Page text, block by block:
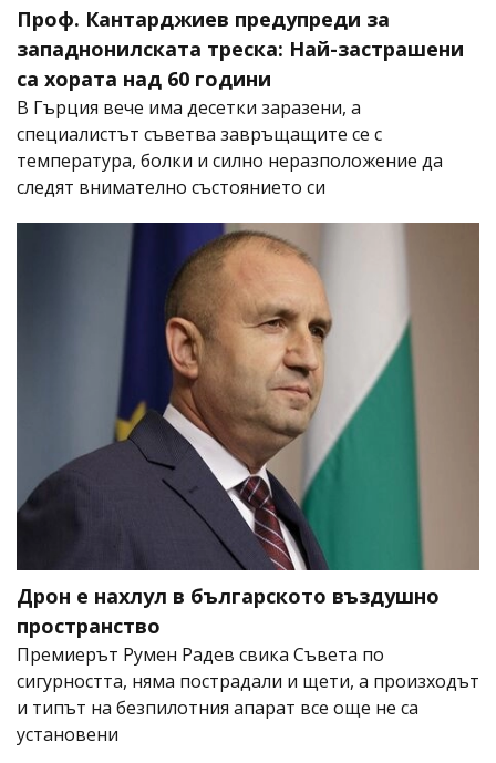
Проф. Кантарджиев предупреди за
западнонилската треска: Най-застрашени
са хората над 60 години
В Гърция вече има десетки заразени, а
специалистът съветва завръщащите се с
температура, болки и силно неразположение да
следят внимателно състоянието си
Дрон е нахлул в българското въздушно
пространство
Премиерът Румен Радев свика Съвета по
сигурността, няма пострадали и щети, а произходът
и типът на безпилотния апарат все още не са
установени